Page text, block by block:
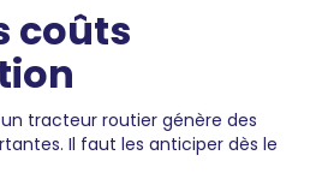
coûts
tracteur routier génère des
Il faut les anticiper dès le